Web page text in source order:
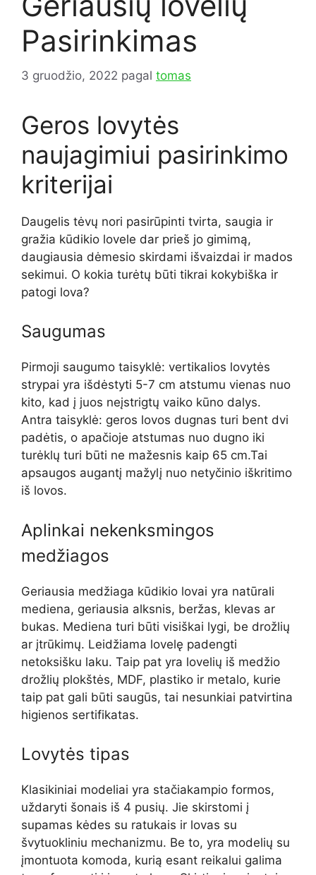
Pasirinkimas
3 gruodžio, 2022 pagal tomas
Geros lovytės
naujagimiui pasirinkimo
kriterijai
Daugelis tėvų nori pasirūpinti tvirta, saugia ir
gražia kūdikio lovele dar prieš jo gimimą,
daugiausia dėmesio skirdami išvaizdai ir mados
sekimui. O kokia turėtų būti tikrai kokybiška ir
patogi lova?
Saugumas
Pirmoji saugumo taisyklė: vertikalios lovytės
strypai yra išdėstyti 5-7 cm atstumu vienas nuo
kito, kad į juos neįstrigtų vaiko kūno dalys.
Antra taisyklė: geros lovos dugnas turi bent dvi
padėtis, o apačioje atstumas nuo dugno iki
turėklų turi būti ne mažesnis kaip 65 cm.Tai
apsaugos augantį mažylį nuo netyčinio iškritimo
iš lovos.
Aplinkai nekenksmingos
medžiagos
Geriausia medžiaga kūdikio lovai yra natūrali
mediena, geriausia alksnis, beržas, klevas ar
bukas. Mediena turi būti visiškai lygi, be drožlių
ar įtrūkimų. Leidžiama lovelę padengti
netoksišku laku. Taip pat yra lovelių iš medžio
drožlių plokštės, MDF, plastiko ir metalo, kurie
taip pat gali būti saugūs, tai nesunkiai patvirtina
higienos sertifikatas.
Lovytės tipas
Klasikiniai modeliai yra stačiakampio formos,
uždaryti šonais iš 4 pusių. Jie skirstomi į
supamas kėdes su ratukais ir lovas su
švytuokliniu mechanizmu. Be to, yra modelių su
įmontuota komoda, kurią esant reikalui galima